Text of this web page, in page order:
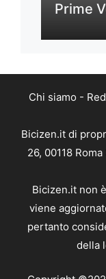
Prime
Chi siamo -
Bicizen.it di
26, 00118
Bicizen.it non
viene
pertanto
della